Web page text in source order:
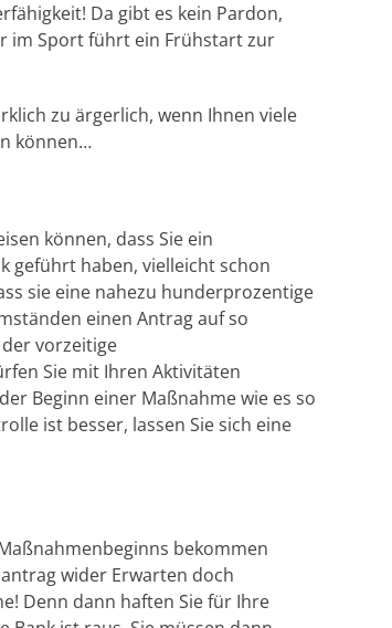
Da gibt es kein Pardon,
im Sport führt ein Frühstart zur
zu ärgerlich, wenn Ihnen viele
können…
können, dass Sie ein
geführt haben, vielleicht schon
sie eine nahezu hunderprozentige
einen Antrag auf so
vorzeitige
Sie mit Ihren Aktivitäten
Beginn einer Maßnahme wie es so
ist besser, lassen Sie sich eine
bekommen
wider Erwarten doch
Denn dann haften Sie für Ihre